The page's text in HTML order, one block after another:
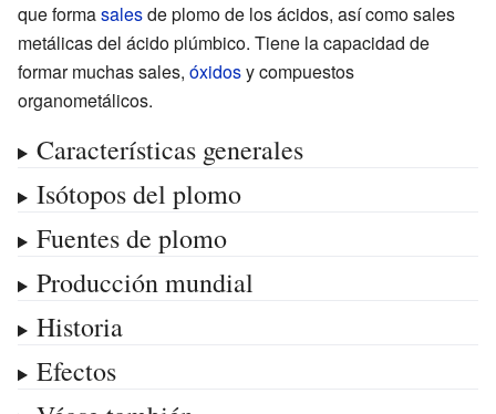
que formasalesde plomo de los ácidos, así como sales
metálicas del ácido plúmbico. Tiene la capacidad de
formar muchas sales, óxidosy compuestos
organometálicos.
Características generales
Isótopos del plomo
Fuentes de plomo
Producción mundial
Historia
Efectos